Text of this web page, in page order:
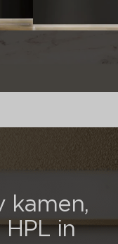
kamen,
HPL in